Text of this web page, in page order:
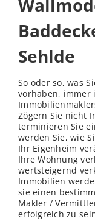
Sehlde
So oder so, was
vorhaben, immer
Zögern Sie nicht
terminieren Sie
werden Sie, wie
Ihr Eigenheim
Ihre Wohnung
wertsteigernd
Immobilien
sie einen
Makler /
erfolgreich zu